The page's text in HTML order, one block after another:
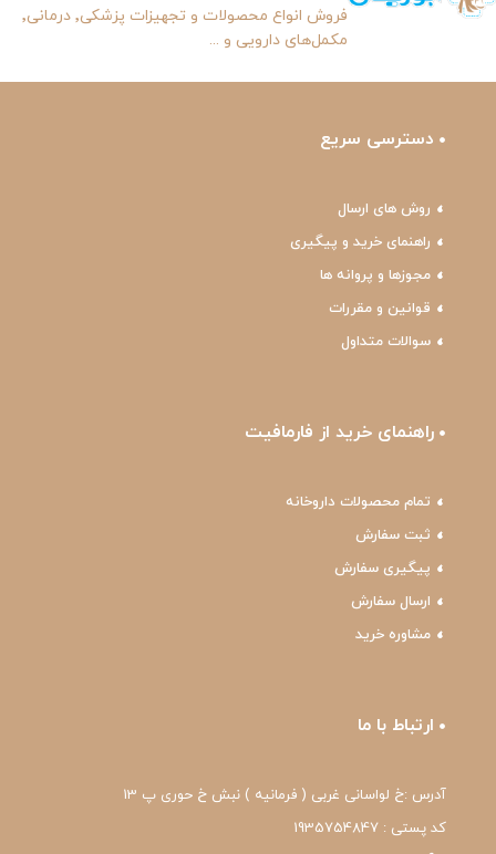
فروش انواع محصولات و تجهیزات پزشکی٬ درمانی٬
مکمل‌های دارویی و ...
دسترسی سریع
روش های ارسال
راهنمای خرید و پیگیری
مجوزها و پروانه ها
قوانین و مقررات
سوالات متداول
راهنمای خرید از فارمافیت
تمام محصولات داروخانه
ثبت سفارش
پیگیری سفارش
ارسال سفارش
مشاوره خرید
ارتباط با ما
آدرس :خ لواسانی غربی ( فرمانیه ) نبش خ حوری پ 13
کد پستی : 1935754847